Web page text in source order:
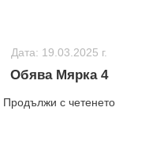
Дата: 19.03.2025 г.
Обява Мярка 4
Продължи с четенето